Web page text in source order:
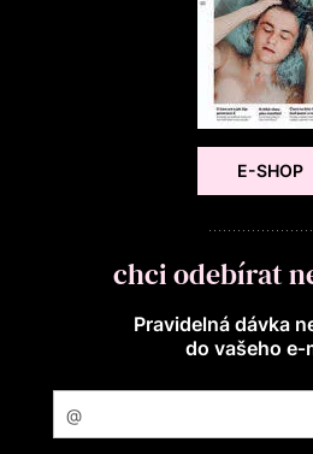
E-SHOP
chci odebírat
Pravidelná dávka
do vašeho